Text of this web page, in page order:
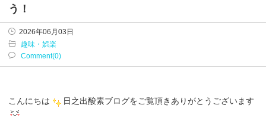
う！
2026年06月03日
趣味・娯楽
Comment(0)
こんにちは 日之出酸素ブログをご覧頂きありがとうございます